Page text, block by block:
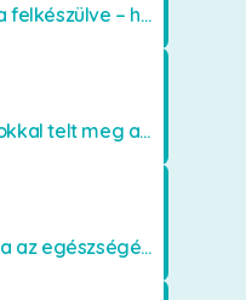
A hőségriadóra felkészülve – hűsítő fejlesztések a Szent Lajos Otthonban
Ünnepi dallamokkal telt meg a Szent Lajos Otthon
Kortyról kortyra az egészségért!